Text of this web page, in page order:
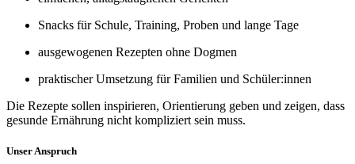
Snacks für Schule, Training, Proben und lange Tage
ausgewogenen Rezepten ohne Dogmen
praktischer Umsetzung für Familien und Schüler:innen
Die Rezepte sollen inspirieren, Orientierung geben und zeigen, dass
gesunde Ernährung nicht kompliziert sein muss.
Unser Anspruch